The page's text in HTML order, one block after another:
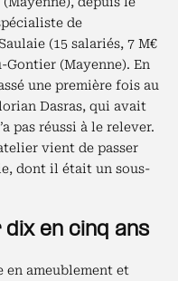
de
(15 salariés, 7 M€
Gontier (Mayenne). En
une première fois au
Dasras, qui avait
pas réussi à le relever.
vient de passer
dont il était un sous-
en cinq ans
en ameublement et